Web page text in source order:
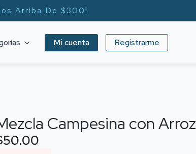
Arriba De $300!
Mi cuenta Registrarme
Campesina con Arroz
50.00